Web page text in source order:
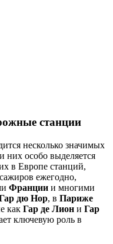
станции
несколько значимых
них особо выделяется
в Европе станций,
ежегодно,
Франции и многими
дю Нор, в Париже
как Гар де Лион и Гар
ключевую роль в